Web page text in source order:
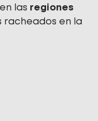
las regiones
racheados en la